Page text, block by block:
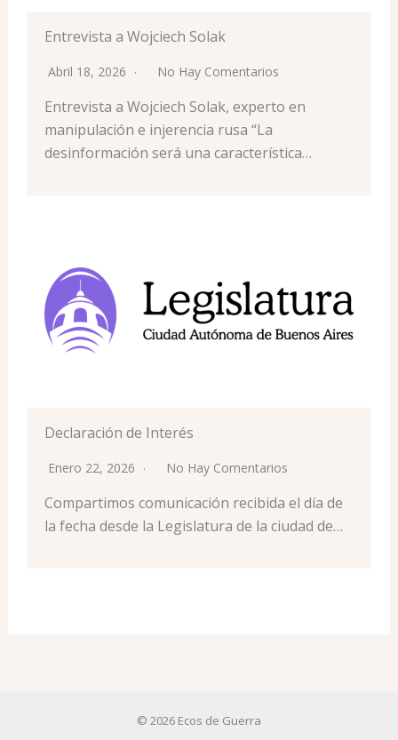
Entrevista a Wojciech Solak
Abril 18, 2026 No Hay Comentarios
Entrevista a Wojciech Solak, experto en
manipulación e injerencia rusa “La
desinformación será una característica…
Declaración de Interés
Enero 22, 2026 No Hay Comentarios
Compartimos comunicación recibida el día de
la fecha desde la Legislatura de la ciudad de…
© 2026 Ecos de Guerra